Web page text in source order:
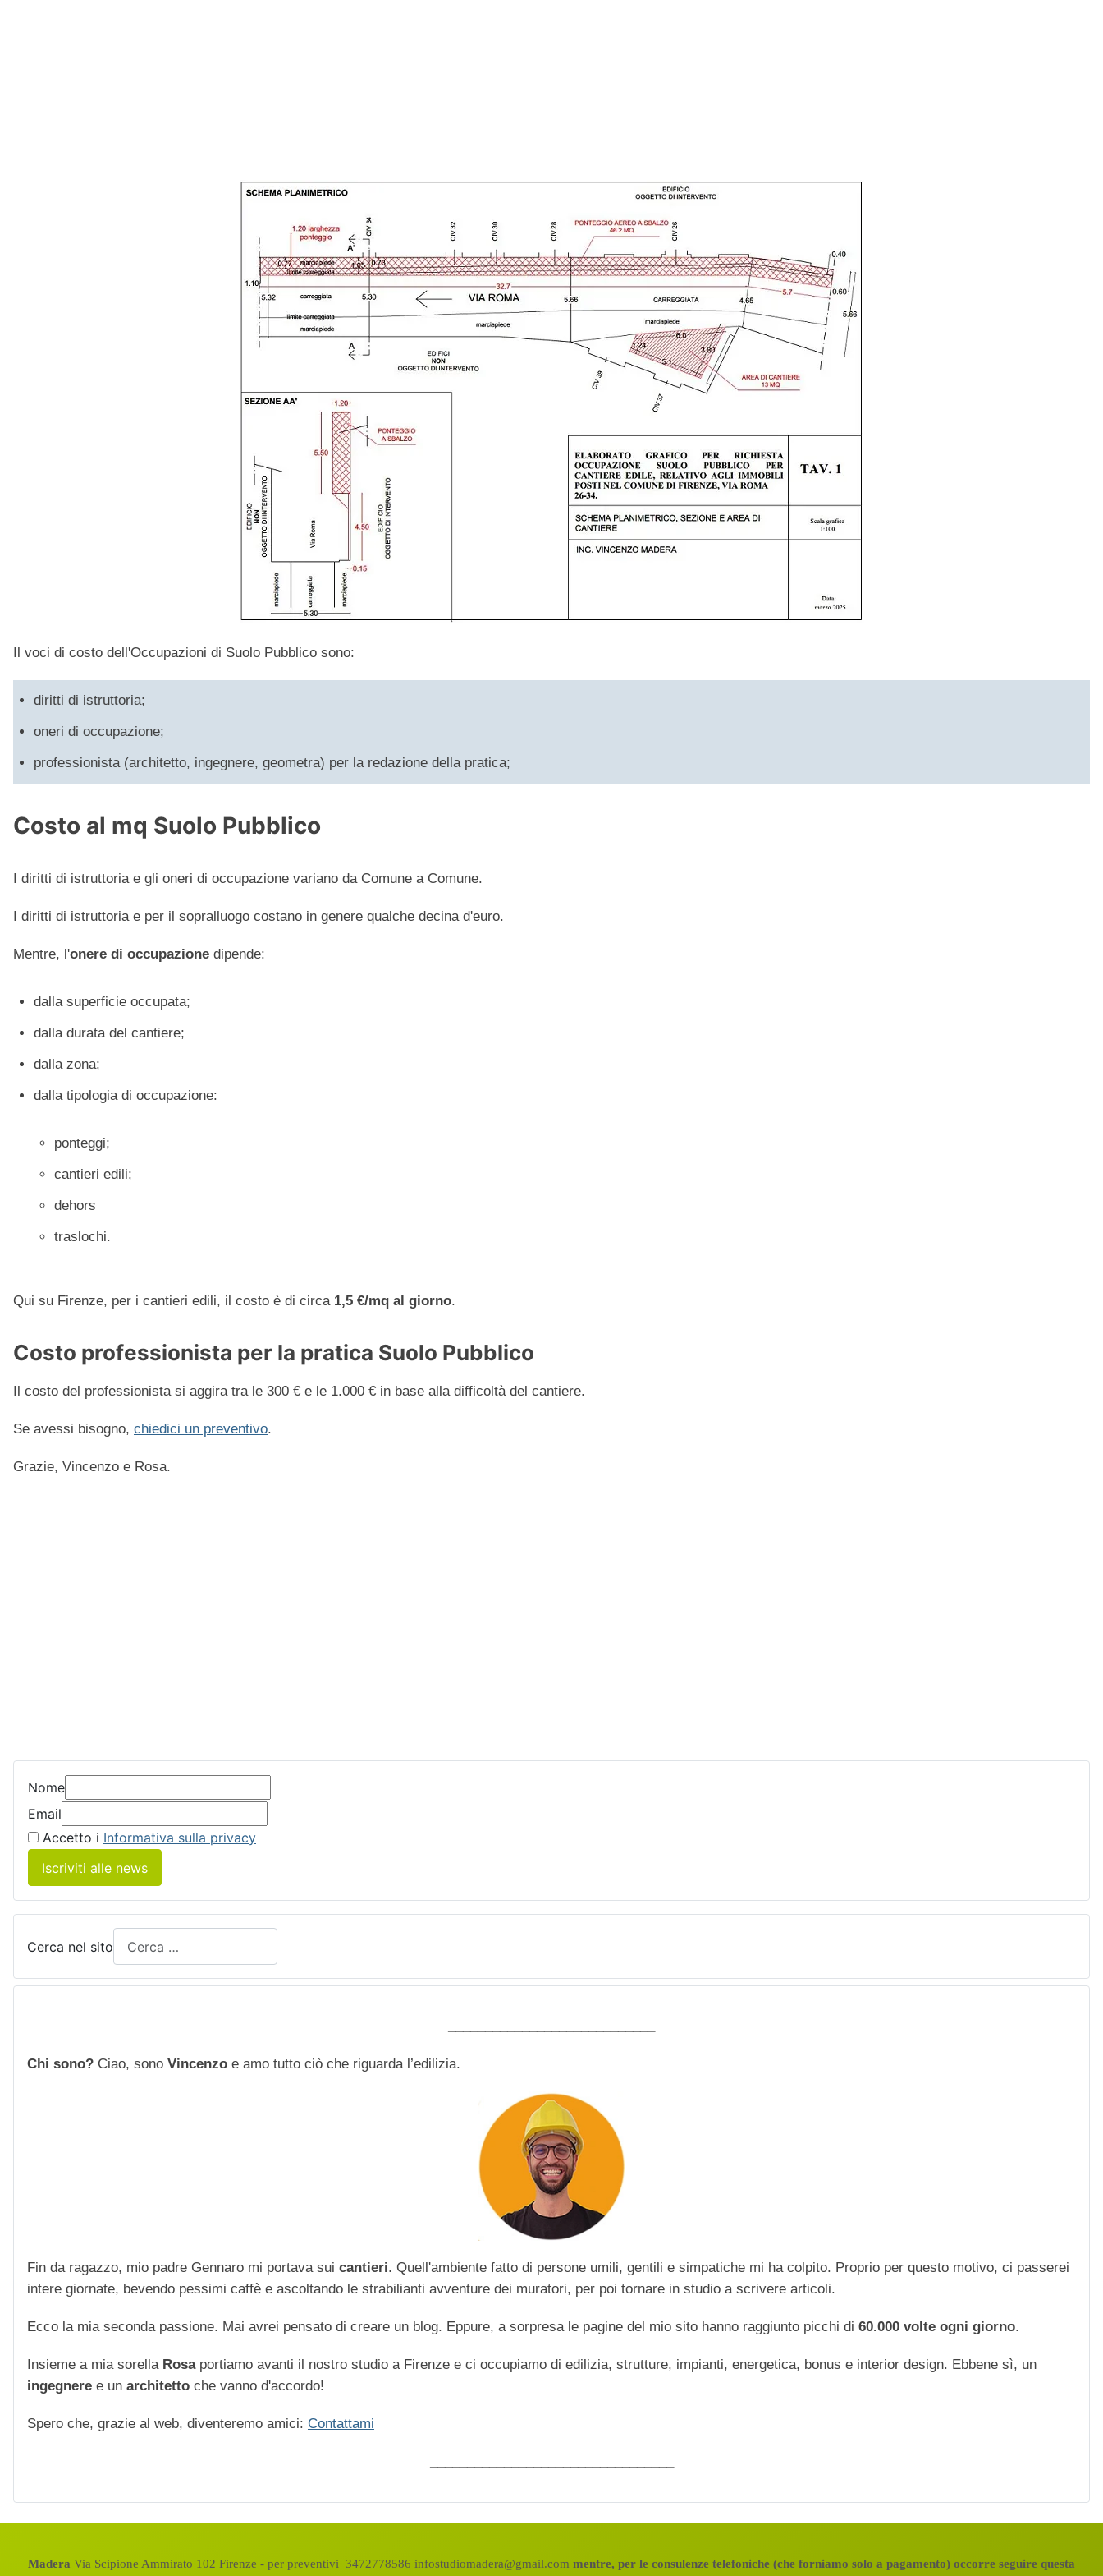
Il voci di costo dell'Occupazioni di Suolo Pubblico sono:
diritti di istruttoria;
oneri di occupazione;
professionista (architetto, ingegnere, geometra) per la redazione della pratica;
Costo al mq Suolo Pubblico
I diritti di istruttoria e gli oneri di occupazione variano da Comune a Comune.
I diritti di istruttoria e per il sopralluogo costano in genere qualche decina d'euro.
Mentre, l'onere di occupazione dipende:
dalla superficie occupata;
dalla durata del cantiere;
dalla zona;
dalla tipologia di occupazione:
ponteggi;
cantieri edili;
dehors
traslochi.
Qui su Firenze, per i cantieri edili, il costo è di circa 1,5 €/mq al giorno.
Costo professionista per la pratica Suolo Pubblico
Il costo del professionista si aggira tra le 300 € e le 1.000 € in base alla difficoltà del cantiere.
Se avessi bisogno, chiedici un preventivo.
Grazie, Vincenzo e Rosa.
Nome
Email
Accetto i Informativa sulla privacy
Iscriviti alle news
Cerca nel sito
Chi sono? Ciao, sono Vincenzo e amo tutto ciò che riguarda l’edilizia.
Fin da ragazzo, mio padre Gennaro mi portava sui cantieri. Quell'ambiente fatto di persone umili, gentili e simpatiche mi ha colpito. Proprio per questo motivo, ci passerei
intere giornate, bevendo pessimi caffè e ascoltando le strabilianti avventure dei muratori, per poi tornare in studio a scrivere articoli.
Ecco la mia seconda passione. Mai avrei pensato di creare un blog. Eppure, a sorpresa le pagine del mio sito hanno raggiunto picchi di 60.000 volte ogni giorno.
Insieme a mia sorella Rosaportiamo avanti il nostro studio a Firenze e ci occupiamo di edilizia, strutture, impianti, energetica, bonus e interior design. Ebbene sì, un
ingegnere e un architetto che vanno d'accordo!
Spero che, grazie al web, diventeremo amici: Contattami
Madera Via Scipione Ammirato 102 Firenze - per preventivi 3472778586 infostudiomadera@gmail.com mentre, per le consulenze telefoniche (che forniamo solo a pagamento) occorre seguire questa